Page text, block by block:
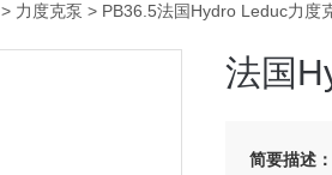
> 力度克泵 > PB36.5法国Hydro Leduc力度
法国
简要描述：